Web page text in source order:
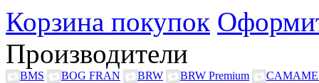
Корзина покупок
Производители
BMS BOG FRAN BRW BRW Premium